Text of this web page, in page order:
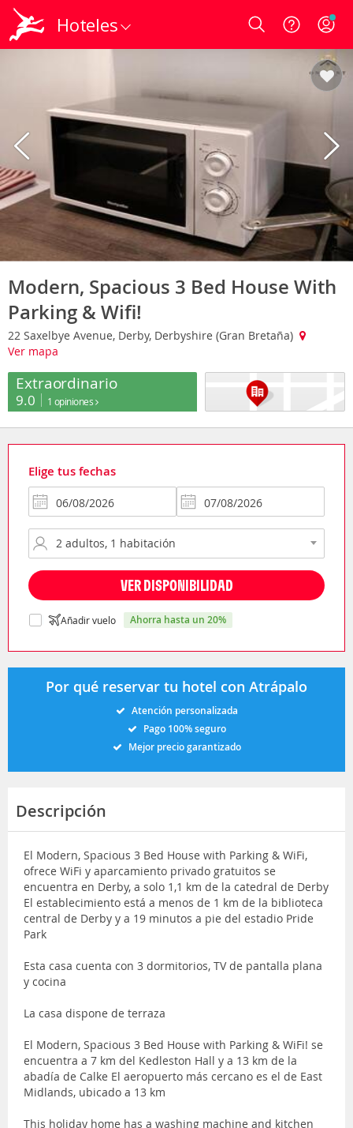
Hoteles Login
Modern, Spacious 3 Bed House With
Parking & Wifi!
22 Saxelbye Avenue, Derby, Derbyshire (Gran Bretaña)
Ver mapa
Extraordinario
9.0 1 opiniones
Elige tus fechas
VER DISPONIBILIDAD
Añadir vuelo ahorra hasta un 20%
Por qué reservar tu hotel con Atrápalo
Atención personalizada
Pago 100% seguro
Mejor precio garantizado
Descripción
El Modern, Spacious 3 Bed House with Parking & WiFi,
ofrece WiFi y aparcamiento privado gratuitos se
encuentra en Derby, a solo 1,1 km de la catedral de Derby
El establecimiento está a menos de 1 km de la biblioteca
central de Derby y a 19 minutos a pie del estadio Pride
Park
Esta casa cuenta con 3 dormitorios, TV de pantalla plana
y cocina
La casa dispone de terraza
El Modern, Spacious 3 Bed House with Parking & WiFi! se
encuentra a 7 km del Kedleston Hall y a 13 km de la
abadía de Calke El aeropuerto más cercano es el de East
Midlands, ubicado a 13 km
This holiday home has a washing machine and kitchen